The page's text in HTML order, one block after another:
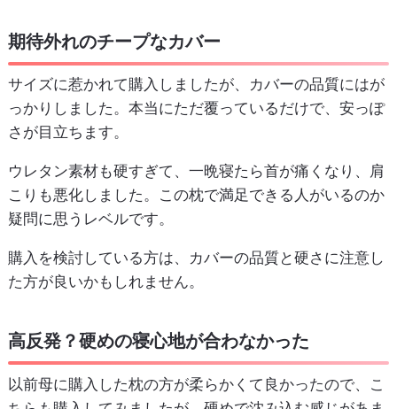
期待外れのチープなカバー
サイズに惹かれて購入しましたが、カバーの品質にはが
っかりしました。本当にただ覆っているだけで、安っぽ
さが目立ちます。
ウレタン素材も硬すぎて、一晩寝たら首が痛くなり、肩
こりも悪化しました。この枕で満足できる人がいるのか
疑問に思うレベルです。
購入を検討している方は、カバーの品質と硬さに注意し
た方が良いかもしれません。
高反発？硬めの寝心地が合わなかった
以前母に購入した枕の方が柔らかくて良かったので、こ